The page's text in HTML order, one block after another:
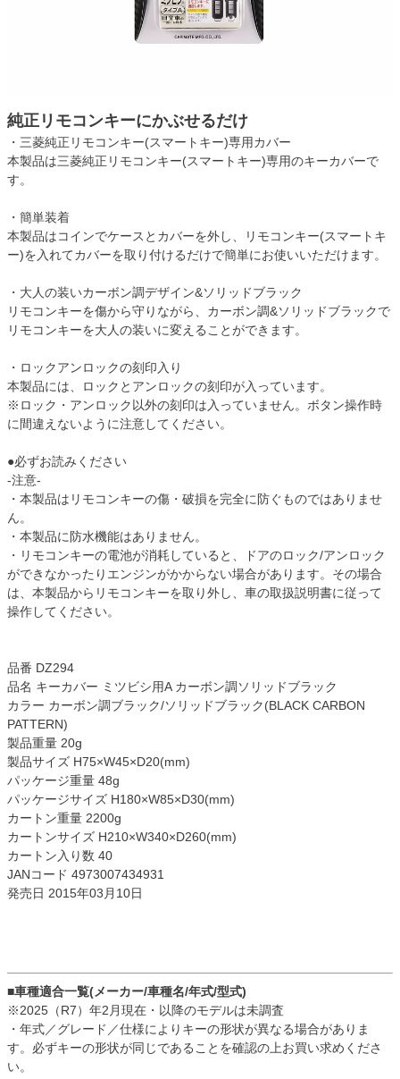
純正リモコンキーにかぶせるだけ
・三菱純正リモコンキー(スマートキー)専用カバー
本製品は三菱純正リモコンキー(スマートキー)専用のキーカバーで
す。
・簡単装着
本製品はコインでケースとカバーを外し、リモコンキー(スマートキ
ー)を入れてカバーを取り付けるだけで簡単にお使いいただけます。
・大人の装いカーボン調デザイン&ソリッドブラック
リモコンキーを傷から守りながら、カーボン調&ソリッドブラックで
リモコンキーを大人の装いに変えることができます。
・ロックアンロックの刻印入り
本製品には、ロックとアンロックの刻印が入っています。
※ロック・アンロック以外の刻印は入っていません。ボタン操作時
に間違えないように注意してください。
●必ずお読みください
-注意-
・本製品はリモコンキーの傷・破損を完全に防ぐものではありませ
ん。
・本製品に防水機能はありません。
・リモコンキーの電池が消耗していると、ドアのロック/アンロック
ができなかったりエンジンがかからない場合があります。その場合
は、本製品からリモコンキーを取り外し、車の取扱説明書に従って
操作してください。
品番 DZ294
品名 キーカバー ミツビシ用A カーボン調ソリッドブラック
カラー カーボン調ブラック/ソリッドブラック(BLACK CARBON
PATTERN)
製品重量 20g
製品サイズ H75×W45×D20(mm)
パッケージ重量 48g
パッケージサイズ H180×W85×D30(mm)
カートン重量 2200g
カートンサイズ H210×W340×D260(mm)
カートン入り数 40
JANコード 4973007434931
発売日 2015年03月10日
■車種適合一覧(メーカー/車種名/年式/型式)
※2025（R7）年2月現在・以降のモデルは未調査
・年式／グレード／仕様によりキーの形状が異なる場合がありま
す。必ずキーの形状が同じであることを確認の上お買い求めくださ
い。